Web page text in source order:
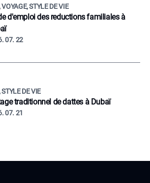
VOYAGE, STYLE DE VIE
d'emploi des reductions familiales à
07. 22
STYLE DE VIE
traditionnel de dattes à Dubaï
07. 21